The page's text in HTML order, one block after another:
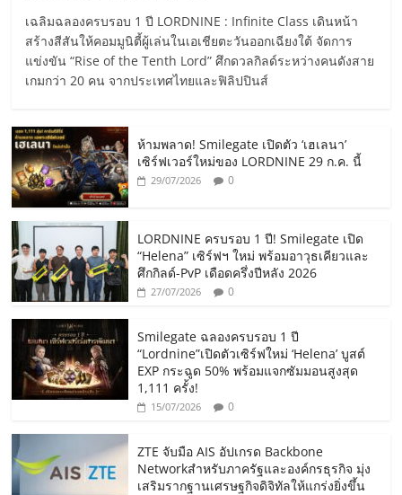
เฉลิมฉลองครบรอบ 1 ปี LORDNINE : Infinite Class เดินหน้า
สร้างสีสันให้คอมมูนิตี้ผู้เล่นในเอเชียตะวันออกเฉียงใต้ จัดการ
แข่งขัน “Rise of the Tenth Lord” ศึกดวลกิลด์ระหว่างคนดังสาย
เกมกว่า 20 คน จากประเทศไทยและฟิลิปปินส์
ห้ามพลาด! Smilegate เปิดตัว ‘เฮเลนา’
เซิร์ฟเวอร์ใหม่ของ LORDNINE 29 ก.ค. นี้
29/07/2026 0
LORDNINE ครบรอบ 1 ปี! Smilegate เปิด
“Helena” เซิร์ฟฯ ใหม่ พร้อมอาวุธเคียวและ
ศึกกิลด์-PvP เดือดครึ่งปีหลัง 2026
27/07/2026 0
Smilegate ฉลองครบรอบ 1 ปี
“Lordnine”เปิดตัวเซิร์ฟใหม่ ‘Helena’ บูสต์
EXP กระฉูด 50% พร้อมแจกซัมมอนสูงสุด
1,111 ครั้ง!
15/07/2026 0
ZTE จับมือ AIS อัปเกรด Backbone
Networkสำหรับภาครัฐและองค์กรธุรกิจ มุ่ง
เสริมรากฐานเศรษฐกิจดิจิทัลให้แกร่งยิ่งขึ้น